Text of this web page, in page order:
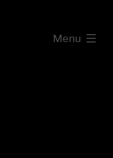
Menu
expanded